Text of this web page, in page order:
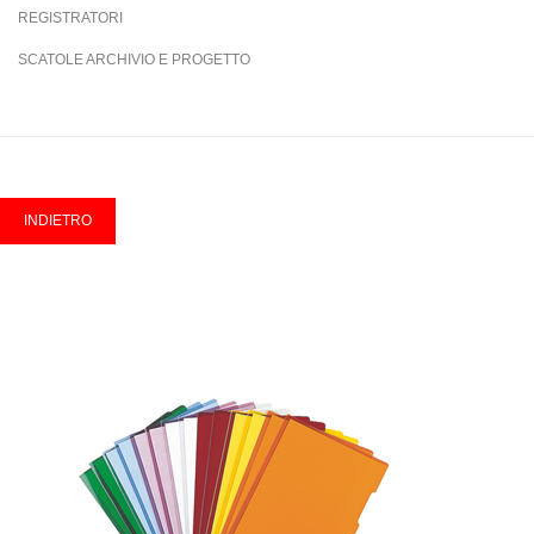
REGISTRATORI
SCATOLE ARCHIVIO E PROGETTO